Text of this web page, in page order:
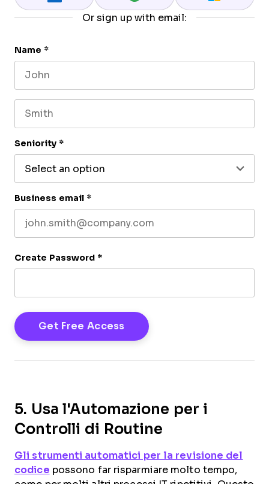
Or sign up with email:
Name *
Seniority *
Business email *
Create Password *
5. Usa l'Automazione per i
Controlli di Routine
Gli strumenti automatici per la revisione del
codice possono far risparmiare molto tempo,